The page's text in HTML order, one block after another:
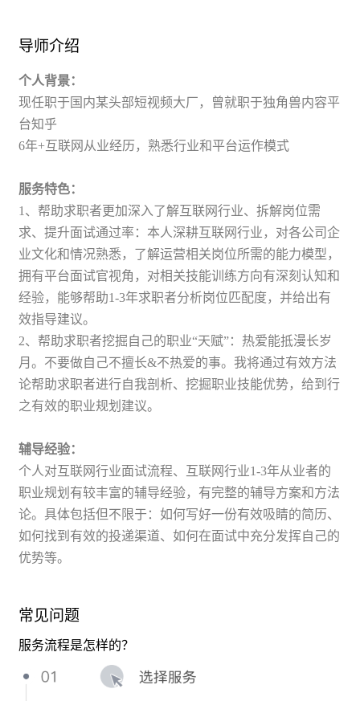
导师介绍
个人背景：
现任职于国内某头部短视频大厂，曾就职于独角兽内容平
台知乎
6年+互联网从业经历，熟悉行业和平台运作模式
服务特色：
1、帮助求职者更加深入了解互联网行业、拆解岗位需
求、提升面试通过率：本人深耕互联网行业，对各公司企
业文化和情况熟悉，了解运营相关岗位所需的能力模型，
拥有平台面试官视角，对相关技能训练方向有深刻认知和
经验，能够帮助1-3年求职者分析岗位匹配度，并给出有
效指导建议。
2、帮助求职者挖掘自己的职业“天赋”：热爱能抵漫长岁
月。不要做自己不擅长&不热爱的事。我将通过有效方法
论帮助求职者进行自我剖析、挖掘职业技能优势，给到行
之有效的职业规划建议。
辅导经验：
个人对互联网行业面试流程、互联网行业1-3年从业者的
职业规划有较丰富的辅导经验，有完整的辅导方案和方法
论。具体包括但不限于：如何写好一份有效吸睛的简历、
如何找到有效的投递渠道、如何在面试中充分发挥自己的
优势等。
常见问题
服务流程是怎样的？